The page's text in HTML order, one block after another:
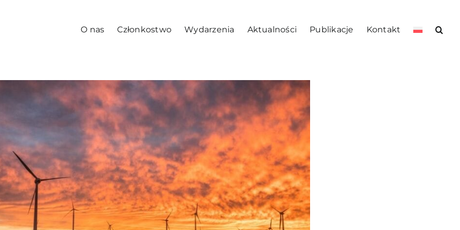
O nas Członkostwo Wydarzenia Aktualności Publikacje Kontakt